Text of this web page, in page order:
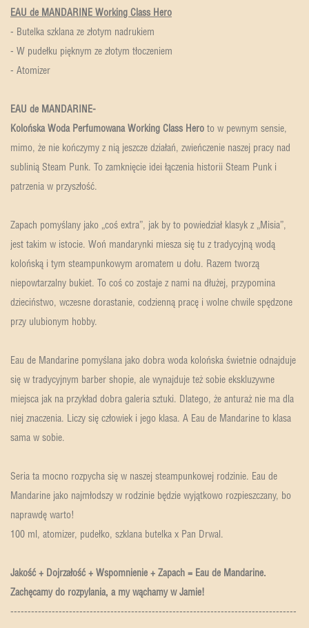
EAU de MANDARINE Working Class Hero
- Butelka szklana ze złotym nadrukiem
- W pudełku pięknym ze złotym tłoczeniem
- Atomizer
EAU de MANDARINE-
Kolońska Woda Perfumowana Working Class Hero to w pewnym sensie,
mimo, że nie kończymy z nią jeszcze działań, zwieńczenie naszej pracy nad
sublinią Steam Punk. To zamknięcie idei łączenia historii Steam Punk i
patrzenia w przyszłość.
Zapach pomyślany jako „coś extra”, jak by to powiedział klasyk z „Misia”,
jest takim w istocie. Woń mandarynki miesza się tu z tradycyjną wodą
kolońską i tym steampunkowym aromatem u dołu. Razem tworzą
niepowtarzalny bukiet. To coś co zostaje z nami na dłużej, przypomina
dzieciństwo, wczesne dorastanie, codzienną pracę i wolne chwile spędzone
przy ulubionym hobby.
Eau de Mandarine pomyślana jako dobra woda kolońska świetnie odnajduje
się w tradycyjnym barber shopie, ale wynajduje też sobie ekskluzywne
miejsca jak na przykład dobra galeria sztuki. Dlatego, że anturaż nie ma dla
niej znaczenia. Liczy się człowiek i jego klasa. A Eau de Mandarine to klasa
sama w sobie.
Seria ta mocno rozpycha się w naszej steampunkowej rodzinie. Eau de
Mandarine jako najmłodszy w rodzinie będzie wyjątkowo rozpieszczany, bo
naprawdę warto!
100 ml, atomizer, pudełko, szklana butelka x Pan Drwal.
Jakość + Dojrzałość + Wspomnienie + Zapach = Eau de Mandarine.
Zachęcamy do rozpylania, a my wąchamy w Jamie!
-----------------------------------------------------------------------------------